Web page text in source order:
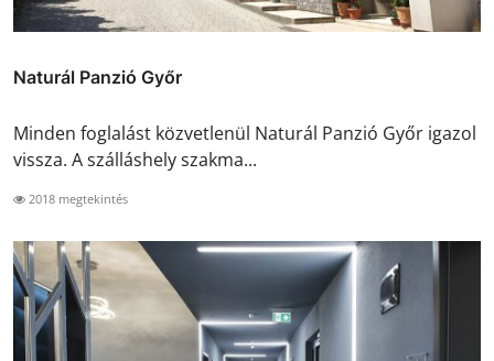
Naturál Panzió Győr
Minden foglalást közvetlenül Naturál Panzió Győr igazol
vissza. A szálláshely szakma...
2018 megtekintés